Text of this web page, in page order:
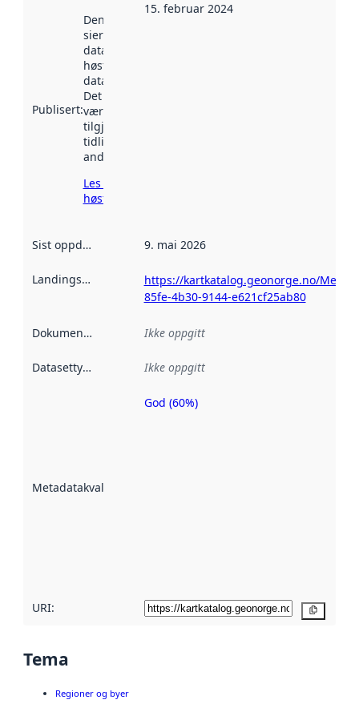
Publisert:
Denne datoen
sier når
datasettet ble
høstet av
data.norge.no.
Det kan ha
vært
tilgjengelig
tidligere
andre steder.
Les mer om
høsting her
15. februar 2024
Sist oppdatert 9. mai 2026
Landingsside
https://kartkatalog.geonorge.no/
85fe-4b30-9144-e621cf25ab80
Dokumentasjon Ikke oppgitt
Datasettype Ikke oppgitt
Metadatakvalitet
Metadatakvalitet
God (60%)
URI:
Tema
Regioner og byer